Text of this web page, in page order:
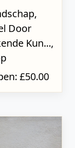
Door
Kun...,
£50.00